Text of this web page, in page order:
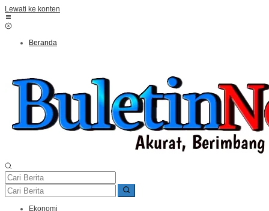
Lewati ke konten
Beranda
Ekonomi